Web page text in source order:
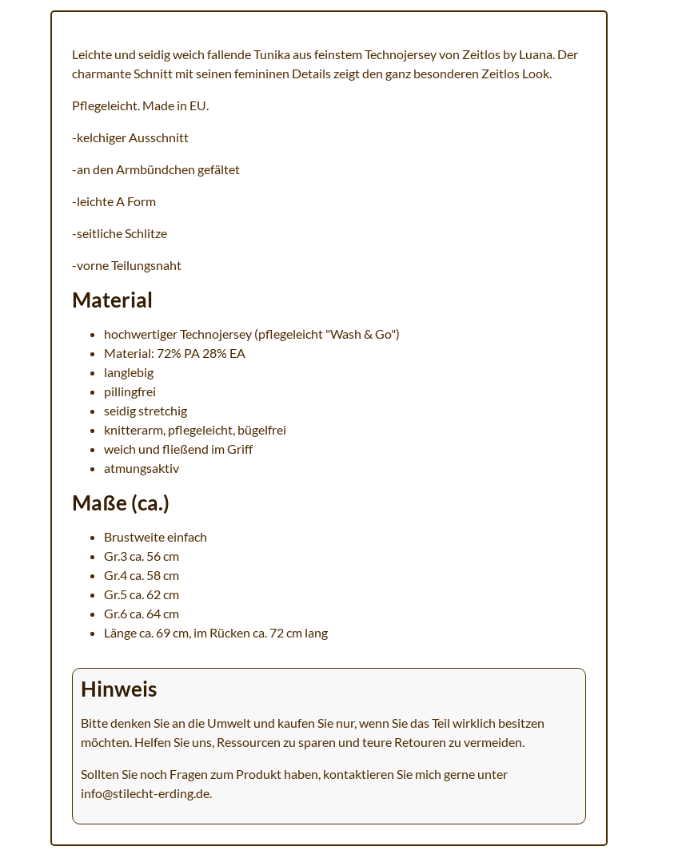
Leichte und seidig weich fallende Tunika aus feinstem Technojersey von Zeitlos by Luana. Der
charmante Schnitt mit seinen femininen Details zeigt den ganz besonderen Zeitlos Look.
Pflegeleicht. Made in EU.
-kelchiger Ausschnitt
-an den Armbündchen gefältet
-leichte A Form
-seitliche Schlitze
-vorne Teilungsnaht
Material
hochwertiger Technojersey (pflegeleicht "Wash & Go")
Material: 72% PA 28% EA
langlebig
pillingfrei
seidig stretchig
knitterarm, pflegeleicht, bügelfrei
weich und fließend im Griff
atmungsaktiv
Maße (ca.)
Brustweite einfach
Gr.3 ca. 56 cm
Gr.4 ca. 58 cm
Gr.5 ca. 62 cm
Gr.6 ca. 64 cm
Länge ca. 69 cm, im Rücken ca. 72 cm lang
Hinweis
Bitte denken Sie an die Umwelt und kaufen Sie nur, wenn Sie das Teil wirklich besitzen
möchten. Helfen Sie uns, Ressourcen zu sparen und teure Retouren zu vermeiden.
Sollten Sie noch Fragen zum Produkt haben, kontaktieren Sie mich gerne unter
info@stilecht-erding.de.